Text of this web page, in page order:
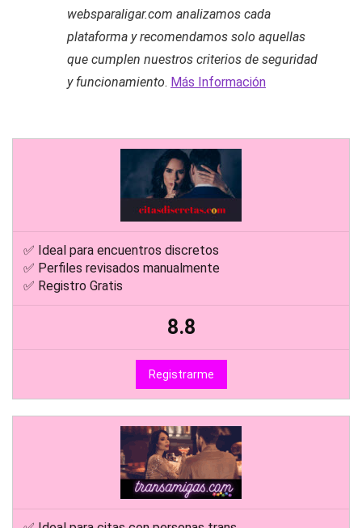
websparaligar.com analizamos cada
plataforma y recomendamos solo aquellas
que cumplen nuestros criterios de seguridad
y funcionamiento. Más Información
✅ Ideal para encuentros discretos
✅ Perfiles revisados manualmente
✅ Registro Gratis
8.8
Registrarme